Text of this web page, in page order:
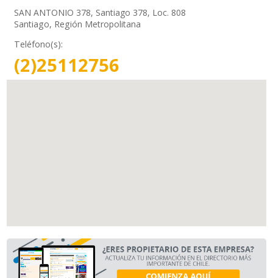
SAN ANTONIO 378, Santiago 378, Loc. 808
Santiago, Región Metropolitana
Teléfono(s):
(2)25112756